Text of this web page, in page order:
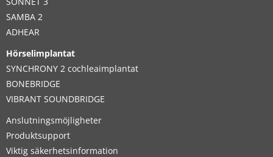
SAMBA 2
ADHEAR
Hörselimplantat
SYNCHRONY 2 cochleaimplantat
BONEBRIDGE
VIBRANT SOUNDBRIDGE
Anslutningsmöjligheter
Produktsupport
Viktig säkerhetsinformation